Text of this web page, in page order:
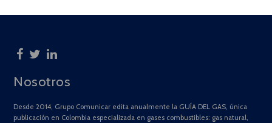
Nosotros
Desde 2014, Grupo Comunicar edita anualmente la GUÍA DEL GAS, única
publicación en Colombia especializada en gases combustibles: gas natural,